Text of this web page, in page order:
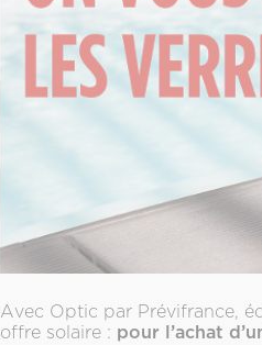
Avec Optic par Prévifrance,
offre solaire : pour l’achat